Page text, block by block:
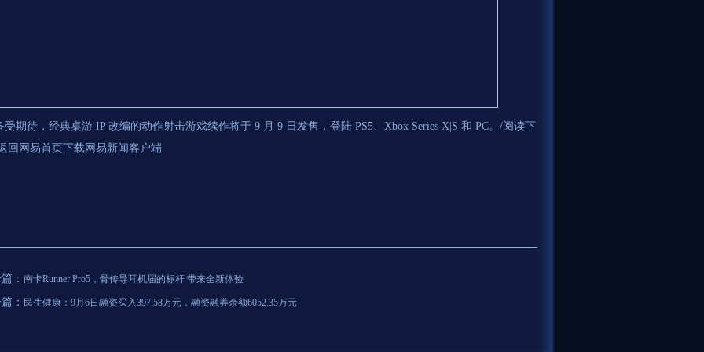
受期待，经典桌游 IP 改编的动作射击游戏续作将于 9 月 9 日发售，登陆 PS5、Xbox Series X|S 和 PC。/阅读下
回网易首页下载网易新闻客户端
： 南卡Runner Pro5，骨传导耳机届的标杆 带来全新体验
： 民生健康：9月6日融资买入397.58万元，融资融券余额6052.35万元